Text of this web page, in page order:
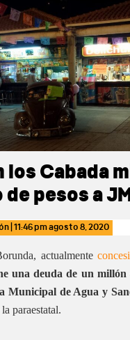
los Cabada
de pesos a
11:46 pmagosto 8, 2020
actualmente
una deuda de un millón
Municipal de Agua y
paraestatal.